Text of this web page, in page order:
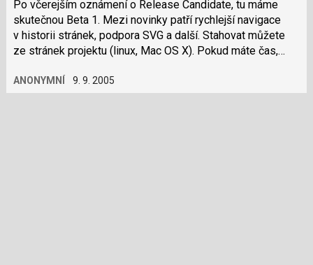
Po včerejším oznámení o Release Candidate, tu máme
skutečnou Beta 1. Mezi novinky patří rychlejší navigace
v historii stránek, podpora SVG a další. Stahovat můžete
ze stránek projektu (linux, Mac OS X). Pokud máte čas,
ANONYMNÍ 9. 9. 2005